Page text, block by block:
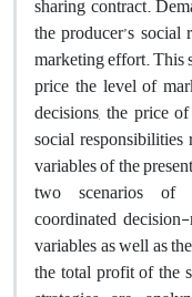
the producer’s
marketing effort. This
price the level of
decisions, the price
social responsibilities
variables of the
two scenarios of
coordinated
variables as well as
the total profit of the